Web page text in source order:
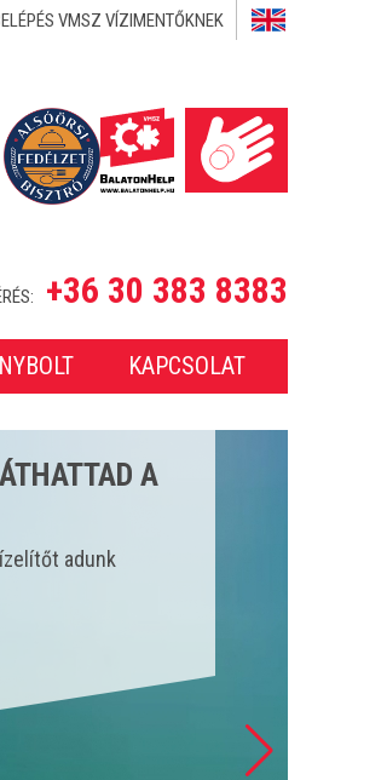
VMSZ VÍZIMENTŐKNEK
+36 30 383 8383
KAPCSOLAT
EL A 2025-
és csak a